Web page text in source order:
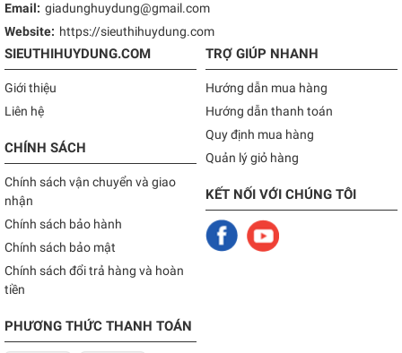
Email: giadunghuydung@gmail.com
Website: https://sieuthihuydung.com
SIEUTHIHUYDUNG.COM
Giới thiệu
Liên hệ
CHÍNH SÁCH
Chính sách vận chuyển và giao
nhận
Chính sách bảo hành
Chính sách bảo mật
Chính sách đổi trả hàng và hoàn
tiền
PHƯƠNG THỨC THANH TOÁN
TRỢ GIÚP NHANH
Hướng dẫn mua hàng
Hướng dẫn thanh toán
Quy định mua hàng
Quản lý giỏ hàng
KẾT NỐI VỚI CHÚNG TÔI